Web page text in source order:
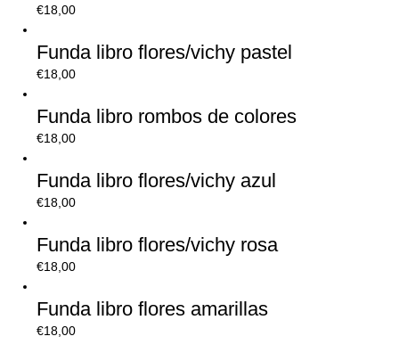
€18,00
Funda libro flores/vichy pastel
€18,00
Funda libro rombos de colores
€18,00
Funda libro flores/vichy azul
€18,00
Funda libro flores/vichy rosa
€18,00
Funda libro flores amarillas
€18,00